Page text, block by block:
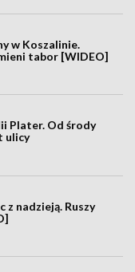
w Koszalinie.
tabor [WIDEO]
Plater. Od środy
ulicy
z nadzieją. Ruszy